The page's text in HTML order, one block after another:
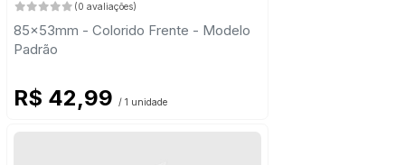
(0 avaliações)
85x53mm - Colorido Frente - Modelo
Padrão
R$ 42,99 / 1 unidade